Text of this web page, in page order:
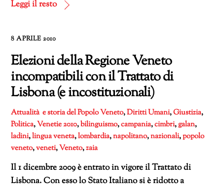
corso…
Leggi il resto
8 APRILE 2010
Elezioni della Regione Veneto
incompatibili con il Trattato di
Lisbona (e incostituzionali)
Attualità e storia del Popolo Veneto,Diritti Umani,Giustizia,
Politica,Venetie2010,bilinguismo,campania,cimbri,galan,
ladini,lingua veneta,lombardia,napolitano,nazionali,popolo
veneto,veneti,Veneto,zaia
Il 1 dicembre 2009 è entrato in vigore il Trattato di
Lisbona. Con esso lo Stato Italiano si è ridotto a